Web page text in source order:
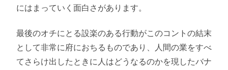
にはまっていく面白さがあります。
最後のオチにとる設楽のある行動がこのコントの結末
として非常に府におちるものであり、人間の業をすべ
てさらけ出したときに人はどうなるのかを現したバナ